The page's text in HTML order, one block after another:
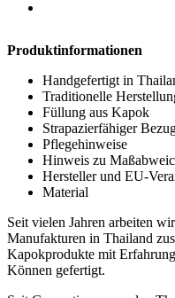
Produktinformationen
Handgefertigt in
Traditionelle
Füllung aus Kapok
Strapazierfähiger
Pflegehinweise
Hinweis zu
Hersteller und EU-
Material
Seit vielen Jahren arbeiten
Manufakturen in Thailand
Kapokprodukte mit
Können gefertigt.